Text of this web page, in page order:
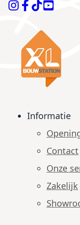
Informatie
Contact
Onze
Zakelijk